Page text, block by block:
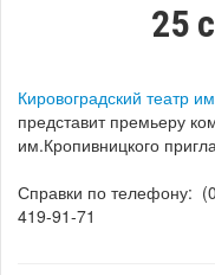
25
Кировоградский театр
представит премьеру
им.Кропивницкого
Справки по телефону:
419-91-71